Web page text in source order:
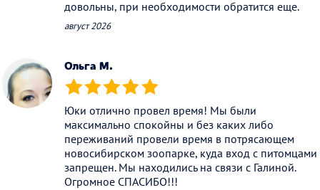
довольны, при необходимости обратится еще.
август 2026
Ольга М.
(*) (*) (*) (*) (*)
Юки отлично провел время! Мы были
максимально спокойны и без каких либо
переживаний провели время в потрясающем
новосибирском зоопарке, куда вход с питомцами
запрещен. Мы находились на связи с Галиной.
Огромное СПАСИБО!!!